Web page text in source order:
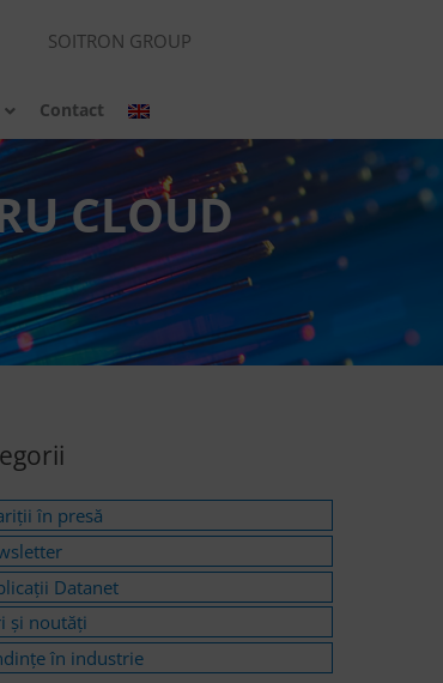
SOITRON GROUP
Contact
CLOUD
în presă
Datanet
și noutăți
în industrie